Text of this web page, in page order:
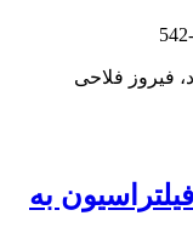
فیروز فلاحی
به